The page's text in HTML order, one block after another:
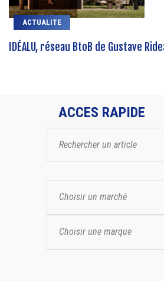
ACTUALITE
IDÉALU, réseau BtoB de Gustave
ACCES RAPIDE
Choisir un marché
Choisir une marque